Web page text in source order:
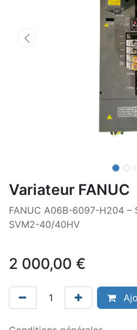
Variateur FANUC
FANUC A06B-6097-H204
SVM2-40/40HV
2 000,00 €